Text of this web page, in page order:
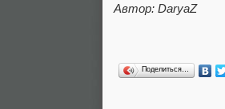
Автор: DaryaZ
Поделиться…